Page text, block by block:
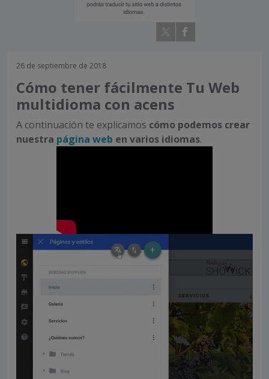
26 de septiembre de 2018
Cómo tener fácilmente Tu Web
multidioma con acens
A continuación te explicamos cómo podemos crear
nuestra página web en varios idiomas.